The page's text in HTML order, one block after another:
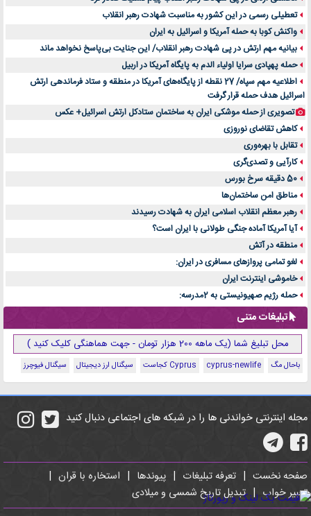
تعطیلی رسمی در این کشور به مناسبت شهادت رهبر انقلاب
واکنش کوبا به حمله آمریکا و اسرائیل به ایران
بیانیه مهم ارتش در پی شهادت رهبر انقلاب/ این جنایت بی‌پاسخ نخواهد ماند
حمله پهپادی سرایا اولیاء الدم به پایگاه آمریکا در اربیل
اطلاعیه مهم سپاه/ 27 نقطه از پایگاه‌های آمریکا در منطقه و ستاد فرماندهی ارتش
اسرائیل هدف حمله قرار گرفت
تصویری از حمله موشکی ایران به ساختمان ستادکل ارتش اسرائیل+ عکس
کاهش تقاضای نوروزی
تقابل با بهره‌وری
کارآیی و تصدی‌گری
50 دقیقه سرخ بورس
مناطق امن ساختمان‌ها
رهبر معظم انقلاب اسلامی ایران به شهادت رسیدند
آیا آمریکا آماده جنگی طولانی با ایران است؟
منطقه در آتش
لغو تمامی پروازهای مسافری در ایران:
خاموشی اینترنت ایران
حمله رژیم صهیونیستی به 2مدرسه:
تبلیغات متنی
محل تبلیغ شما (یک ماهه 200 هزار تومان - جهت هماهنگی کلیک کنید )
باحال مگ cyprus-newlife Cyprus کجاست سیگنال ارز دیجیتال سیگنال فیوچرز
مجله اینترنتی خواندنی ها را در شبکه های اجتماعی دنبال کنید
صفحه نخست | تعرفه تبلیغات | پیوندها | استخاره با قران |
تعبیر خواب | تبدیل تاریخ شمسی و میلادی